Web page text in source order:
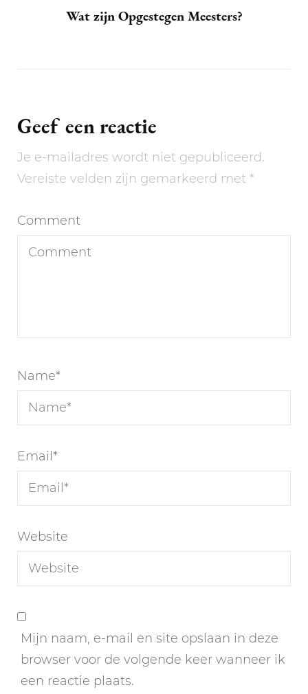
Wat zijn Opgestegen Meesters?
Geef een reactie
Je e-mailadres wordt niet gepubliceerd.
Vereiste velden zijn gemarkeerd met *
Comment
Name*
Email *
Website
Mijn naam, e-mail en site opslaan in deze
browser voor de volgende keer wanneer ik
een reactie plaats.